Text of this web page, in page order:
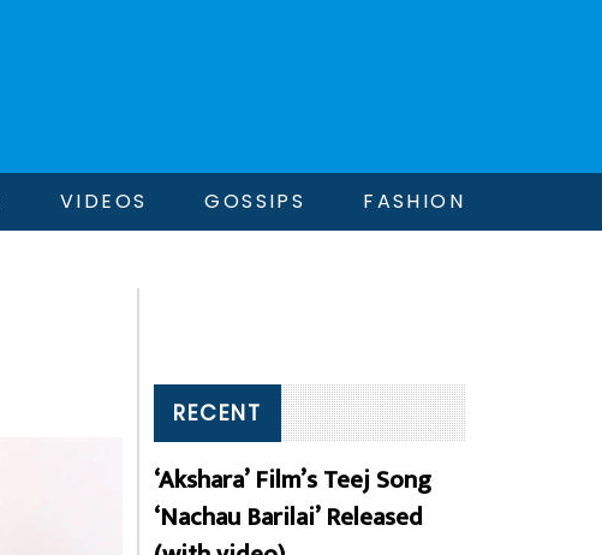
VIDEOS GOSSIPS FASHION
RECENT
‘Akshara’ Film’s Teej Song
‘Nachau Barilai’ Released